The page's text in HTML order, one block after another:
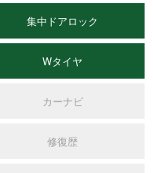
集中ドアロック
Wタイヤ
カーナビ
修復歴